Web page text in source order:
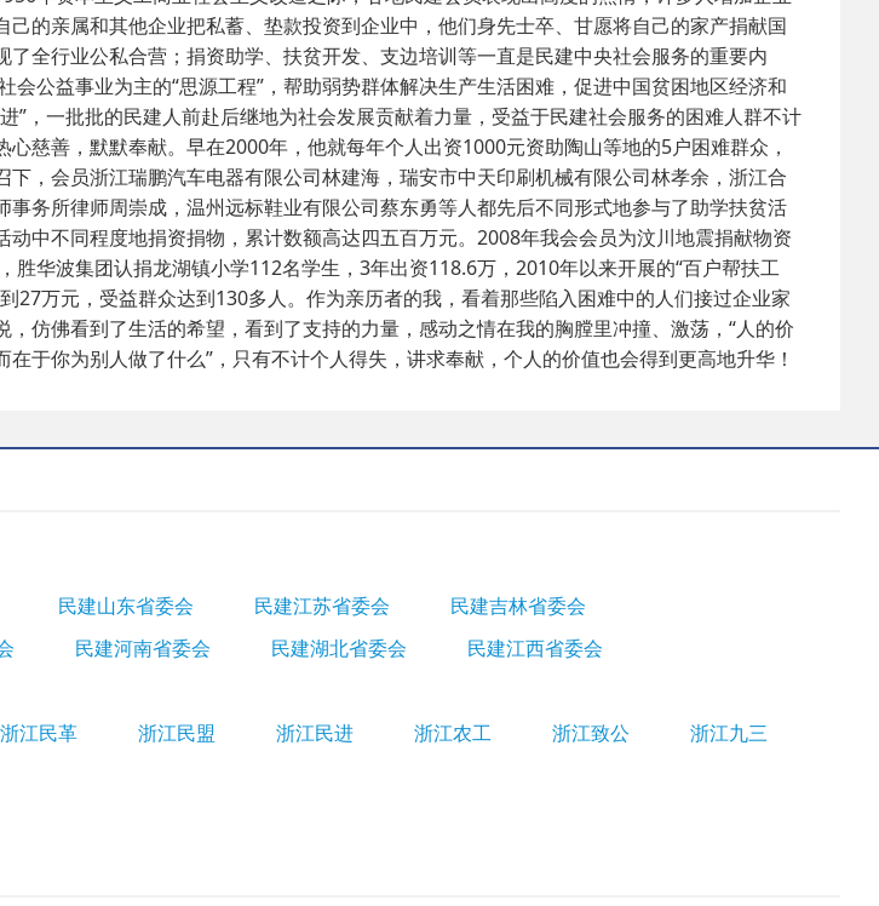
的亲属和其他企业把私蓄、垫款投资到企业中，他们身先士卒、甘愿将自己的家产捐献国
全行业公私合营；捐资助学、扶贫开发、支边培训等一直是民建中央社会服务的重要内
会公益事业为主的“思源工程”，帮助弱势群体解决生产生活困难，促进中国贫困地区经济和
”，一批批的民建人前赴后继地为社会发展贡献着力量，受益于民建社会服务的困难人群不计
慈善，默默奉献。早在2000年，他就每年个人出资1000元资助陶山等地的5户困难群众，
，会员浙江瑞鹏汽车电器有限公司林建海，瑞安市中天印刷机械有限公司林孝余，浙江合
事务所律师周崇成，温州远标鞋业有限公司蔡东勇等人都先后不同形式地参与了助学扶贫活
动中不同程度地捐资捐物，累计数额高达四五百万元。2008年我会会员为汶川地震捐献物资
胜华波集团认捐龙湖镇小学112名学生，3年出资118.6万，2010年以来开展的“百户帮扶工
27万元，受益群众达到130多人。作为亲历者的我，看着那些陷入困难中的人们接过企业家
仿佛看到了生活的希望，看到了支持的力量，感动之情在我的胸膛里冲撞、激荡，“人的价
于你为别人做了什么”，只有不计个人得失，讲求奉献，个人的价值也会得到更高地升华！
民建山东省委会 民建江苏省委会
民建吉林省委会
民建河南省委会 民建湖北省委会
民建江西省委会
浙江民革 浙江民盟 浙江民进 浙江农工 浙江致公
浙江九三